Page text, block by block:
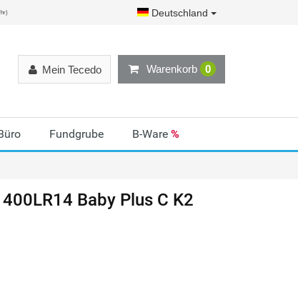
Deutschland
Warenkorb 0
Mein Tecedo
Fundgrube B-Ware %
Baby Plus C K2